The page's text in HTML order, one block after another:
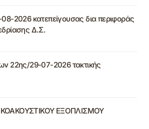
2026 κατεπείγουσας δια περιφοράς
Δ.Σ.
22ης/29-07-2026 τακτικής
ΕΞΟΠΛΙΣΜΟΥ